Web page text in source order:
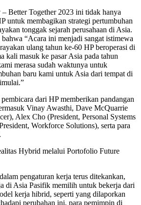
Better Together 2023 ini tidak hanya
untuk membagikan strategi pertumbuhan
tonggak sejarah perusahaan di Asia.
“Acara ini menjadi sangat istimewa
ulang tahun ke-60 HP beroperasi di
kali masuk ke pasar Asia pada tahun
merasa sudah waktunya untuk
baru kami untuk Asia dari tempat di
dari HP memberikan pandangan
Vinay Awasthi, Dave McQuarrie
Alex Cho (President, Personal Systems
Workforce Solutions), serta para
Hybrid melalui Portofolio Future
pengaturan kerja terus ditekankan,
di Asia Pasifik memilih untuk bekerja dari
kerja hibrid, seperti yang dilaporkan
perubahan ini, para pemimpin di